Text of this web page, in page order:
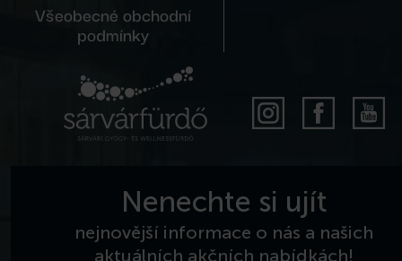
Všeobecné obchodní
podmínky
Nenechte si ujít
nejnovější informace o nás a našich
aktuálních akčních nabídkách!